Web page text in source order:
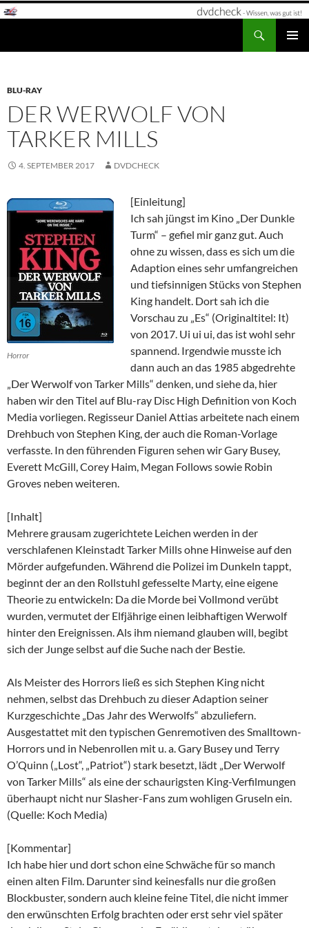
Zum
BLU-RAY
DER WERWOLF VON
TARKER MILLS
4. SEPTEMBER 2017 DVDCHECK
Horror
[Einleitung]
Ich sah jüngst im Kino „Der Dunkle
Turm“ – gefiel mir ganz gut. Auch
ohne zu wissen, dass es sich um die
Adaption eines sehr umfangreichen
und tiefsinnigen Stücks von Stephen
King handelt. Dort sah ich die
Vorschau zu „Es“ (Originaltitel: It)
von 2017. Ui ui ui, das ist wohl sehr
spannend. Irgendwie musste ich
dann auch an das 1985 abgedrehte
„Der Werwolf von Tarker Mills“ denken, und siehe da, hier
haben wir den Titel auf Blu-ray Disc High Definition von Koch
Media vorliegen. Regisseur Daniel Attias arbeitete nach einem
Drehbuch von Stephen King, der auch die Roman-Vorlage
verfasste. In den führenden Figuren sehen wir Gary Busey,
Everett McGill, Corey Haim, Megan Follows sowie Robin
Groves neben weiteren.
[Inhalt]
Mehrere grausam zugerichtete Leichen werden in der
verschlafenen Kleinstadt Tarker Mills ohne Hinweise auf den
Mörder aufgefunden. Während die Polizei im Dunkeln tappt,
beginnt der an den Rollstuhl gefesselte Marty, eine eigene
Theorie zu entwickeln: Da die Morde bei Vollmond verübt
wurden, vermutet der Elfjährige einen leibhaftigen Werwolf
hinter den Ereignissen. Als ihm niemand glauben will, begibt
sich der Junge selbst auf die Suche nach der Bestie.
Als Meister des Horrors ließ es sich Stephen King nicht
nehmen, selbst das Drehbuch zu dieser Adaption seiner
Kurzgeschichte „Das Jahr des Werwolfs“ abzuliefern.
Ausgestattet mit den typischen Genremotiven des Smalltown-
Horrors und in Nebenrollen mit u. a. Gary Busey und Terry
O’Quinn („Lost“, „Patriot“) stark besetzt, lädt „Der Werwolf
von Tarker Mills“ als eine der schaurigsten King-Verfilmungen
überhaupt nicht nur Slasher-Fans zum wohligen Gruseln ein.
(Quelle: Koch Media)
[Kommentar]
Ich habe hier und dort schon eine Schwäche für so manch
einen alten Film. Darunter sind keinesfalls nur die großen
Blockbuster, sondern auch kleine feine Titel, die nicht immer
den erwünschten Erfolg brachten oder erst sehr viel später